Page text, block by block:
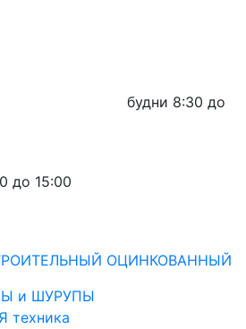
будни 8:30 до
до 15:00
ОЦИНКОВАННЫЙ
и ШУРУПЫ
техника